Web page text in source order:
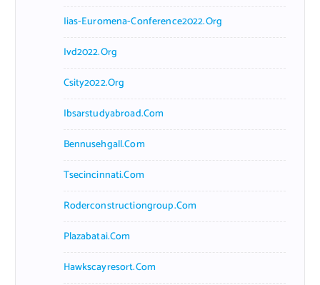
Iias-Euromena-Conference2022.org
Ivd2022.org
Csity2022.org
Ibsarstudyabroad.com
Bennusehgall.com
Tsecincinnati.com
Roderconstructiongroup.com
Plazabatai.com
Hawkscayresort.com